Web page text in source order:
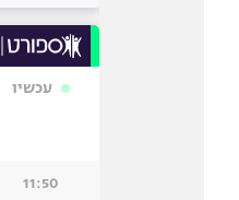
עכשיו
11:50